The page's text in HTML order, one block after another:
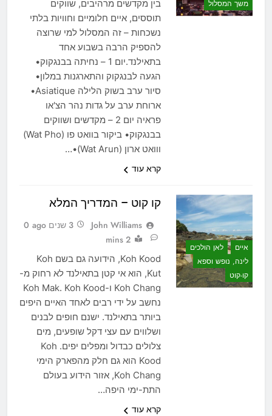
משך המסלול
בין מקדשים מרהיבים, שווקים
תוססים, איים חלומיים וחוויות בלתי
נשכחות – זה המסלול למי שרוצה
להספיק הרבה בשבוע אחד
בתאילנד.יום 1 – נחיתה בבנגקוק•
הגעה לבנגקוק והתארגנות במלון•
סיור ערב בשוק הלילה Asiatique•
ארוחת ערב על גדות נהר הצ'או
פראיה יום 2 – מקדשים ושווקים
בבנגקוק• ביקור בוואט פו (Wat Pho)
ווואט ארון (Wat Arun)•…
קרא עוד
איים
לאן הולכים
לינה, נופש וספא
קו-קוט
קו קוט – המדריך המלא
John Williams 3 שנים ago
0
2 mins
Koh Kood, הידועה גם בשם Koh
Kut, הוא אי קטן בתאילנד לא רחוק מ-
Koh Chang ו-Koh Mak. Koh Kood
נחשב על ידי רבים לאחד האיים היפים
ביותר בתאילנד. ישנם חופים לבנים
ושלווים עם עצי דקל שופעים, מים
צלולים כבדול ומפלים יפים. Koh
Kood הוא גם חלק מהפארק הימי
Koh Chang, אזור הידוע בעולם
התת-ימי היפה…
קרא עוד